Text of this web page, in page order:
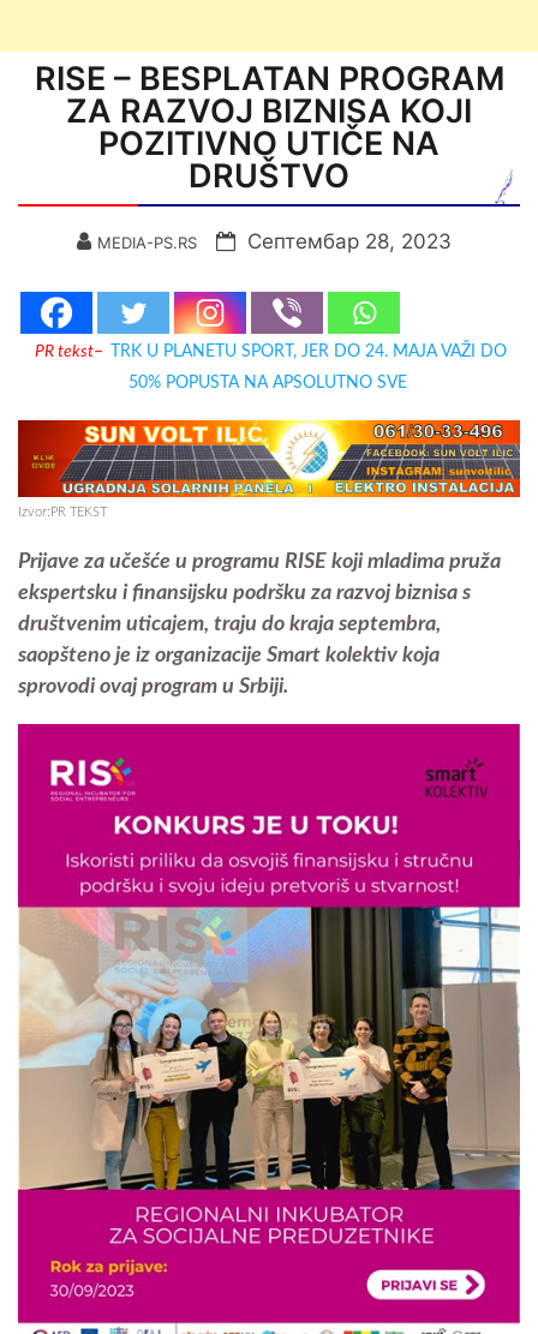
RISE – BESPLATAN PROGRAM
ZA RAZVOJ BIZNISA KOJI
POZITIVNO UTIČE NA
DRUŠTVO
MEDIA-PS.RS Септембар 28, 2023
PR tekst–
TRK U PLANETU SPORT, JER DO 24. MAJA VAŽI DO
50% POPUSTA NA APSOLUTNO SVE
Izvor:PR TEKST
Prijave za učešće u programu RISE koji mladima pruža
ekspertsku i finansijsku podršku za razvoj biznisa s
društvenim uticajem, traju do kraja septembra,
saopšteno je iz organizacije Smart kolektiv koja
sprovodi ovaj program u Srbiji.